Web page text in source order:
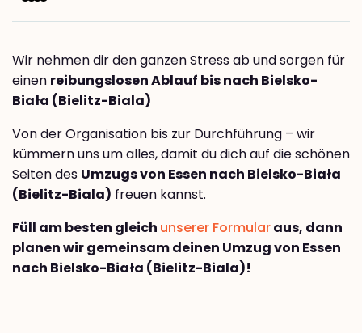
Wir nehmen dir den ganzen Stress ab und sorgen für
einen reibungslosen Ablauf bis nach Bielsko-
Biała (Bielitz-Biala)
Von der Organisation bis zur Durchführung – wir
kümmern uns um alles, damit du dich auf die schönen
Seiten des Umzugs von Essen nach Bielsko-Biała
(Bielitz-Biala) freuen kannst.
Füll am besten gleich unserer Formularaus, dann
planen wir gemeinsam deinen Umzug von Essen
nach Bielsko-Biała (Bielitz-Biala)!